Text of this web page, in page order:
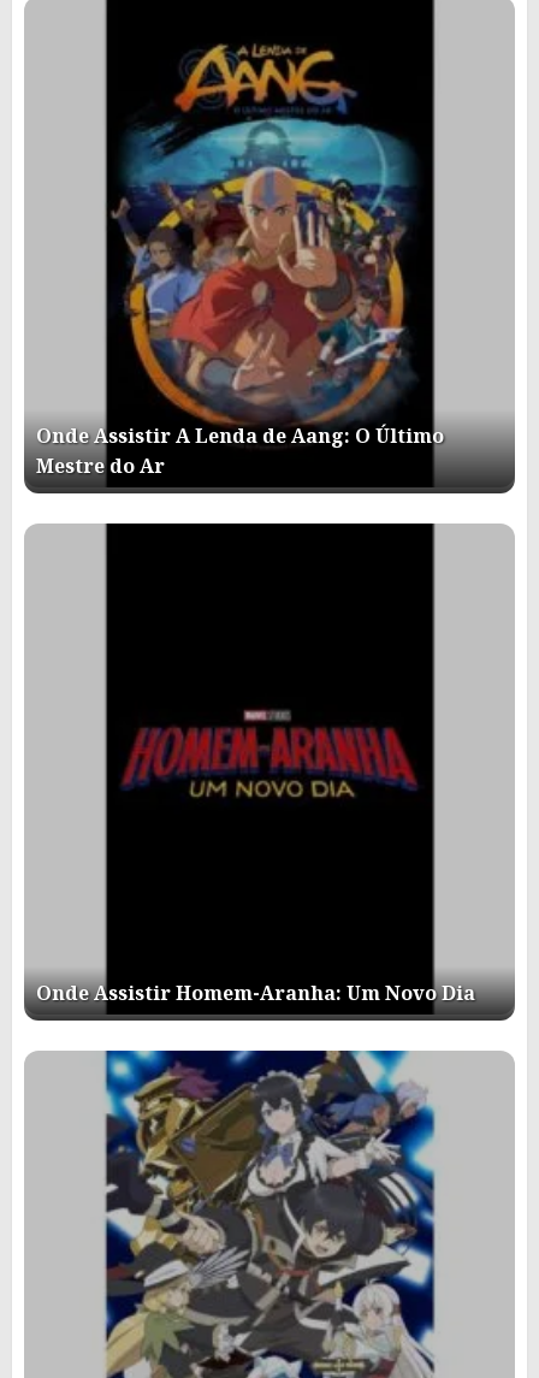
Onde Assistir A Lenda de Aang: O Último
Mestre do Ar
Onde Assistir Homem-Aranha: Um Novo Dia